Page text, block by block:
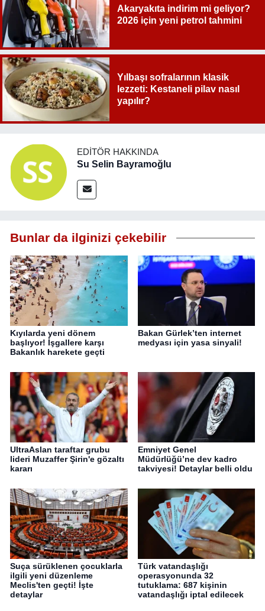
Akaryakıta indirim mi geliyor?
2026 için yeni petrol tahmini
Yılbaşı sofralarının klasik
lezzeti: Kestaneli pilav nasıl
yapılır?
EDITÖR HAKKINDA
Su Selin Bayramoğlu
Bunlar da ilginizi çekebilir
Kıyılarda yeni dönem
başlıyor! İşgallere karşı
Bakanlık harekete geçti
Bakan Gürlek’ten internet
medyası için yasa sinyali!
UltraAslan taraftar grubu
lideri Muzaffer Şirin'e gözaltı
kararı
Emniyet Genel
Müdürlüğü’ne dev kadro
takviyesi! Detaylar belli oldu
Suça sürüklenen çocuklarla
ilgili yeni düzenleme
Meclis'ten geçti! İşte
detaylar
Türk vatandaşlığı
operasyonunda 32
tutuklama: 687 kişinin
vatandaşlığı iptal edilecek